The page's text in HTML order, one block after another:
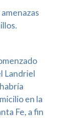
Landriel
en la
Fe, a fin